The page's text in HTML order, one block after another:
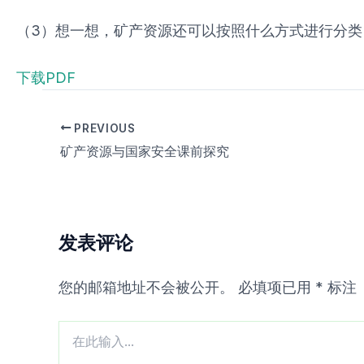
（3）想一想，矿产资源还可以按照什么方式进行分
下载PDF
PREVIOUS
矿产资源与国家安全课前探究
发表评论
您的邮箱地址不会被公开。 必填项已用 * 标注